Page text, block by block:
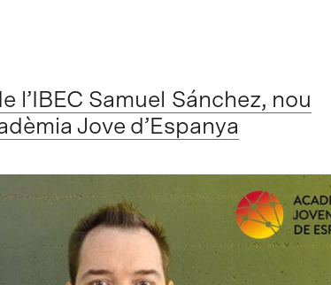
l’IBEC Samuel Sánchez, nou
Jove d’Espanya